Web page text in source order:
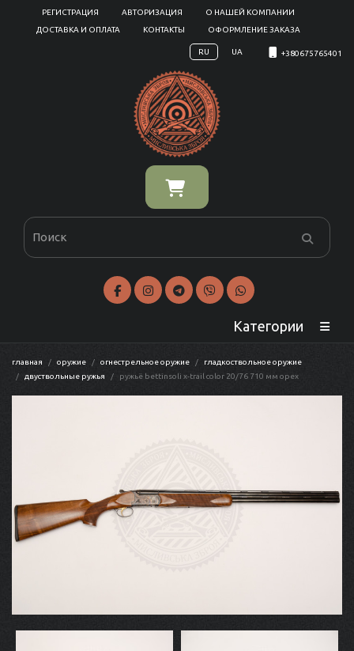
РЕГИСТРАЦИЯ АВТОРИЗАЦИЯ
О НАШЕЙ КОМПАНИИ
ДОСТАВКА И ОПЛАТА
КОНТАКТЫ ОФОРМЛЕНИЕ ЗАКАЗА
RU UA +380675765401
Категории
главная оружие огнестрельное оружие
гладкоствольное оружие
двуствольные ружья
ружьё bettinsoli x-trail color 20/76 710 мм орех